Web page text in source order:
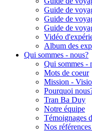
Guide de
Guide de
Guide de
Vidéo
Album des
Qui sommes - nous?
Qui sommes -
Mots de coeur
Mission -
Pourquoi
Tran Ba Duy
Notre équipe
Témoignages
Nos